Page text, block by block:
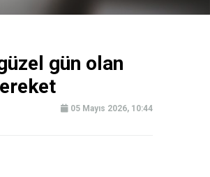
gün olan
05 Mayıs 2026, 10:44